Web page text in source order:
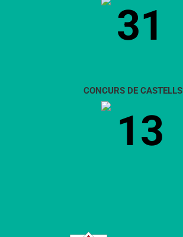
31
CONCURS DE CASTELLS
13